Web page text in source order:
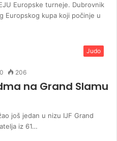
Europske turneje. Dubrovnik
Europskog kupa koji počinje u
Judo
0 206
na Grand Slamu
još jedan u nizu IJF Grand
iz 61…